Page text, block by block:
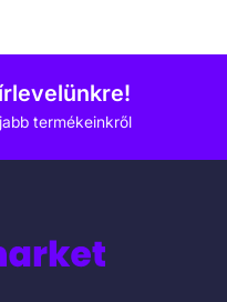
termékeinkről